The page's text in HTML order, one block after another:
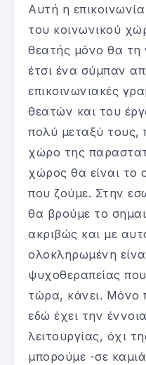
Αυτή η
του κοινωνικού
θεατής μόνο θα τη
έτσι ένα σύμπαν
επικοινωνιακές
θεατών και του
πολύ μεταξύ τους,
χώρο της
χώρος θα είναι το
που ζούμε. Στην
θα βρούμε το
ακριβώς και με
ολοκληρωμένη
ψυχοθεραπείας
τώρα, κάνει. Μόνο
εδώ έχει την
λειτουργίας, όχι
μπορούμε -σε